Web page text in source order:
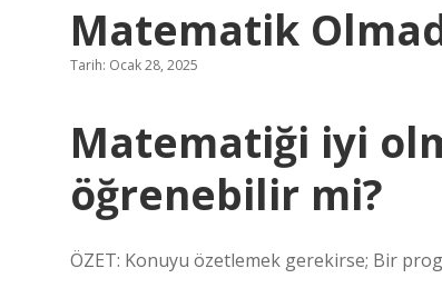
Matematik
Tarih: Ocak 28, 2025
Matematiği iyi
öğrenebilir mi?
ÖZET: Konuyu özetlemek gerekirse; Bir